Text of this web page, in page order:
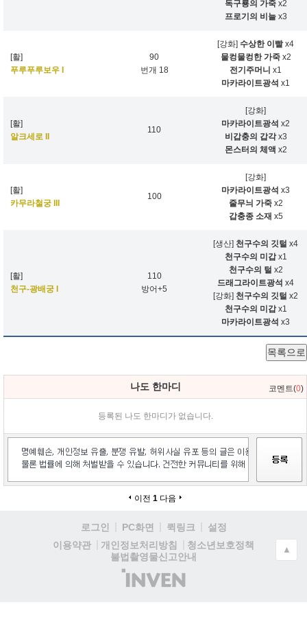
독구룡의 가죽x2
프로기의 비늘x3
[활]
푸루푸루보우 I
90
번개 18
[강화] 수상한 이빨x4
물컹물컹한 가죽x2
전기주머니 x1
마카라이트광석 x1
[활]
알크세로 II
110
[강화]
마카라이트광석 x2
비갑충의 갑각x3
몬스터의 체액 x2
[활]
카무라철궁 III
100
[강화]
마카라이트광석 x3
줄무늬 가죽x2
갑충종 소재 x5
[활]
천구-광배궁 I
110
방어+5
[생산] 천구수의 깃털 x4
천구수의 미갑x1
천구수의 털 x2
드래그라이트광석 x4
[강화] 천구수의 깃털 x2
천구수의 미갑x1
마카라이트광석 x3
목록으로
나도 한마디 코멘트(0)
등록된 나도 한마디가 없습니다.
이전 1 다음
로그인 PC화면 퀵링크
설정
이용약관
개인정보처리방침
청소년보호정책
불법촬영물신고안내
(주)
인
▲